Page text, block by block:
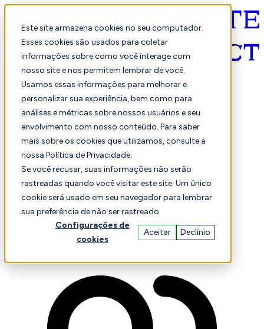
Este site armazena cookies no seu computador.
Esses cookies são usados para coletar
informações sobre como você interage com
nosso site e nos permitem lembrar de você.
Usamos essas informações para melhorar e
personalizar sua experiência, bem como para
análises e métricas sobre nossos usuários e seu
envolvimento com nosso conteúdo. Para saber
mais sobre os cookies que utilizamos, consulte a
nossa Política de Privacidade.
Se você recusar, suas informações não serão
rastreadas quando você visitar este site. Um único
cookie será usado em seu navegador para lembrar
sua preferência de não ser rastreado.
Configurações de
cookies
Aceitar Declínio
Português
Selecionado Comparação
Finança Desempenho